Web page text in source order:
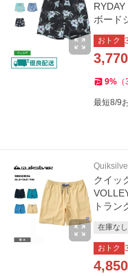
ボード
おトク
3,770
9% （
最短8/9
クイッ
トラン
在庫なし
おトク
4,850